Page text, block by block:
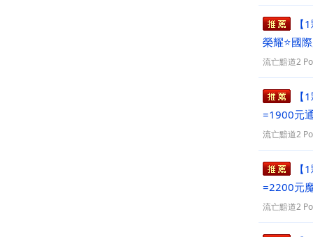
榮耀⭐國
格咨詢開
流亡黯道2
=1900元
浮動需要
流亡黯道2
=2200元
流亡黯道2